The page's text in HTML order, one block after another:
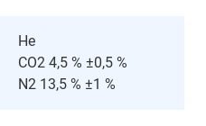
He
CO2 4,5 % ±0,5 %
N2 13,5 % ±1 %